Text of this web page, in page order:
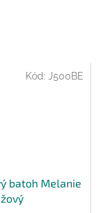
batoh Melanie
Kód:J500BE